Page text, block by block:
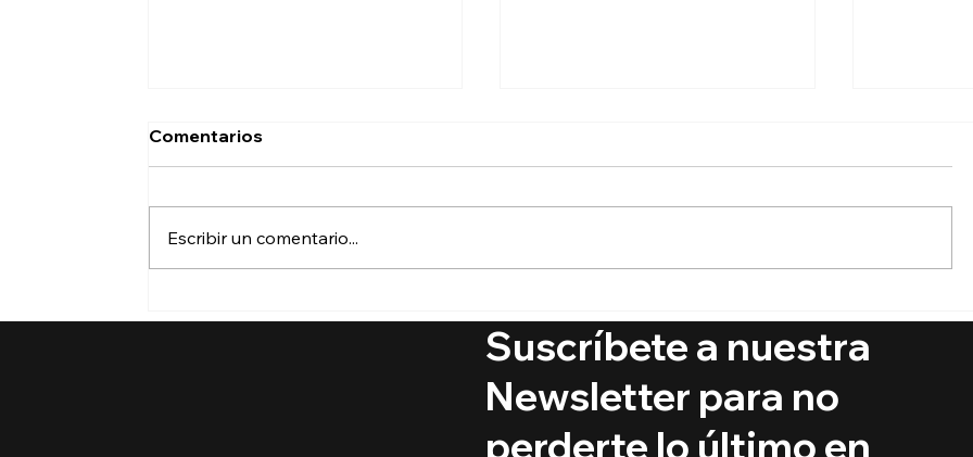
derechos de los niños
de Visas Septiembre 2025
Comentarios
Escribir un comentario...
Suscríbete a nuestra
Newsletter para no
perderte lo último en